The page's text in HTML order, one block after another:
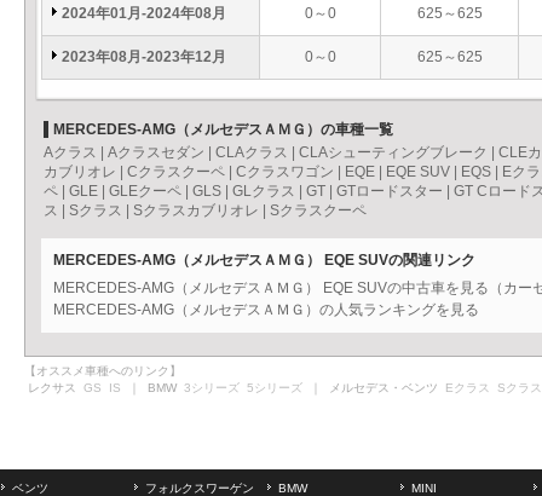
2024年01月-2024年08月 0～0 625～625
2023年08月-2023年12月 0～0 625～625
MERCEDES-AMG（メルセデスＡＭＧ）の車種一覧
Aクラス
Aクラスセダン CLAクラス CLAシューティングブレーク
CLE
カブリオレ
Cクラスクーペ Cクラスワゴン EQE EQE SUV EQS
Eク
ペ
GLE GLEクーペ GLS GLクラス GT GTロードスター
GT Cロード
ス
Sクラス Sクラスカブリオレ Sクラスクーペ
MERCEDES-AMG（メルセデスＡＭＧ） EQE SUVの関連リンク
MERCEDES-AMG（メルセデスＡＭＧ） EQE SUVの中古車を見る（カー
MERCEDES-AMG（メルセデスＡＭＧ）の人気ランキングを見る
【オススメ車種へのリンク】
レクサス GS IS ｜ BMW 3シリーズ 5シリーズ ｜ メルセデス・ベンツ Eクラス Sクラス
ベンツ フォルクスワーゲン BMW
MINI